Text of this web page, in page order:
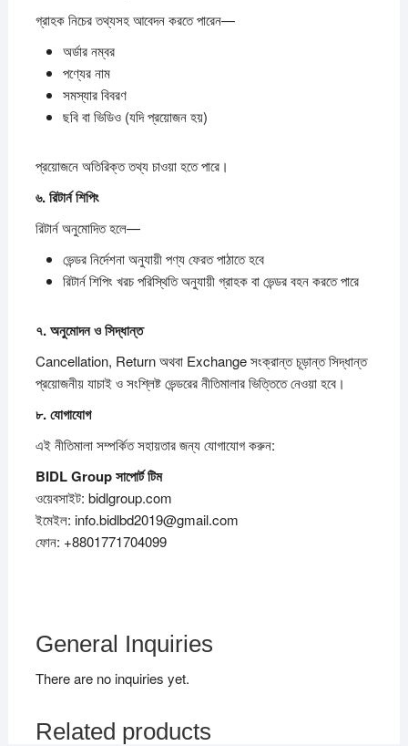
গ্রাহক নিচের তথ্যসহ আবেদন করতে পারেন—
অর্ডার নম্বর
পণ্যের নাম
সমস্যার বিবরণ
ছবি বা ভিডিও (যদি প্রয়োজন হয়)
প্রয়োজনে অতিরিক্ত তথ্য চাওয়া হতে পারে।
৬.রিটার্নশিপিং
রিটার্ন অনুমোদিত হলে—
ভেন্ডর নির্দেশনা অনুযায়ী পণ্য ফেরত পাঠাতে হবে
রিটার্ন শিপিং খরচ পরিস্থিতি অনুযায়ী গ্রাহক বা ভেন্ডর বহন করতে পারে
৭.অনুমোদনওসিদ্ধান্ত
Cancellation, Return অথবা Exchange সংক্রান্ত চূড়ান্ত সিদ্ধান্ত
প্রয়োজনীয় যাচাই ও সংশ্লিষ্ট ভেন্ডরের নীতিমালার ভিত্তিতে নেওয়া হবে।
৮.যোগাযোগ
এই নীতিমালা সম্পর্কিত সহায়তার জন্য যোগাযোগ করুন:
BIDL Groupসাপোর্টটিম
ওয়েবসাইট: bidlgroup.com
ইমেইল: info.bidlbd2019@gmail.com
ফোন: +8801771704099
General Inquiries
There are no inquiries yet.
Related products